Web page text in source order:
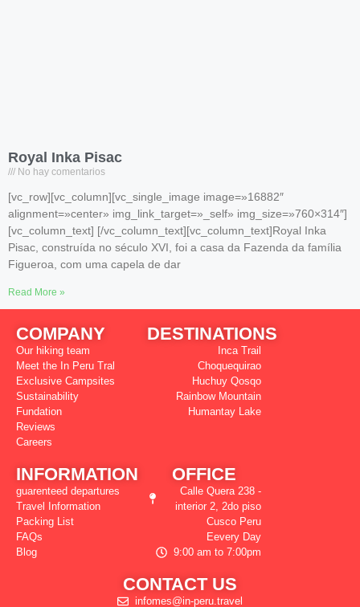
Royal Inka Pisac
No hay comentarios
[vc_row][vc_column][vc_single_image image=»16882″
alignment=»center» img_link_target=»_self» img_size=»760×314″]
[vc_column_text] [/vc_column_text][vc_column_text]Royal Inka
Pisac, construída no século XVI, foi a casa da Fazenda da família
Figueroa, com uma capela de dar
Read More »
COMPANY
Our hiking team
Meet the In Peru Tral
Exclusive Campsites
Sustainability
Fundation
Reviews
Careers
DESTINATIONS
Inca Trail
Choquequirao
Huchuy Qosqo
Rainbow Mountain
Humantay Lake
INFORMATION
guarenteed departures
Travel Information
Packing List
FAQs
Blog
OFFICE
Calle Quera 238 -
interior 2, 2do piso
Cusco Peru
Eevery Day
9:00 am to 7:00pm
CONTACT US
infomes@in-peru.travel